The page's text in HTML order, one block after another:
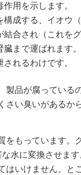
作用を示します。
構成する、イオウ
結合され（これを
臓まで運ばれます
れるわけです。
製品が腐ってい
い臭いがあるか
をもっています
水に変換させま
いけません。